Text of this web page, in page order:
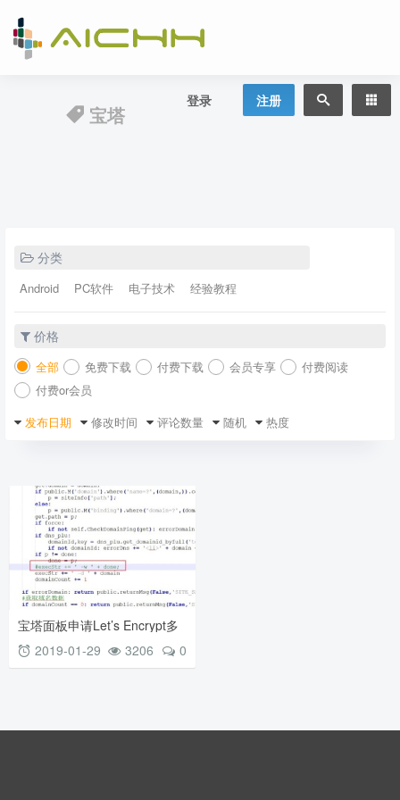
登录 注册
宝塔
分类
Android PC软件 电子技术 经验教程
价格
全部 免费下载 付费下载 会员专享
付费阅读
付费or会员
发布日期
修改时间 评论数量 随机 热度
宝塔面板申请Let’s Encrypt多
2019-01-29 0
3206